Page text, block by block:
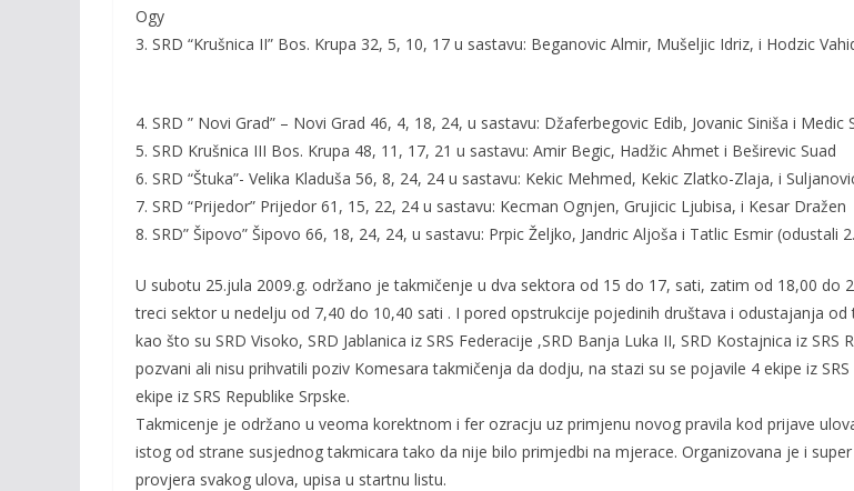
Ogy
3. SRD “Krušnica II” Bos. Krupa 32, 5, 10, 17 u sastavu: Beganovic Almir, Mušeljic Idriz, i Hodzic
4. SRD ” Novi Grad” – Novi Grad 46, 4, 18, 24, u sastavu: Džaferbegovic Edib, Jovanic Siniša i Medic
5. SRD Krušnica III Bos. Krupa 48, 11, 17, 21 u sastavu: Amir Begic, Hadžic Ahmet i Beširevic Suad
6. SRD “Štuka”- Velika Kladuša 56, 8, 24, 24 u sastavu: Kekic Mehmed, Kekic Zlatko-Zlaja, i
7. SRD “Prijedor” Prijedor 61, 15, 22, 24 u sastavu: Kecman Ognjen, Grujicic Ljubisa, i Kesar Dražen
8. SRD” Šipovo” Šipovo 66, 18, 24, 24, u sastavu: Prpic Željko, Jandric Aljoša i Tatlic Esmir (odustali
U subotu 25.jula 2009.g. održano je takmičenje u dva sektora od 15 do 17, sati, zatim od 18,00 do
treci sektor u nedelju od 7,40 do 10,40 sati . I pored opstrukcije pojedinih društava i odustajanja od
kao što su SRD Visoko, SRD Jablanica iz SRS Federacije ,SRD Banja Luka II, SRD Kostajnica iz SRS
pozvani ali nisu prihvatili poziv Komesara takmičenja da dodju, na stazi su se pojavile 4 ekipe iz
ekipe iz SRS Republike Srpske.
Takmicenje je održano u veoma korektnom i fer ozracju uz primjenu novog pravila kod prijave
istog od strane susjednog takmicara tako da nije bilo primjedbi na mjerace. Organizovana je i
provjera svakog ulova, upisa u startnu listu.